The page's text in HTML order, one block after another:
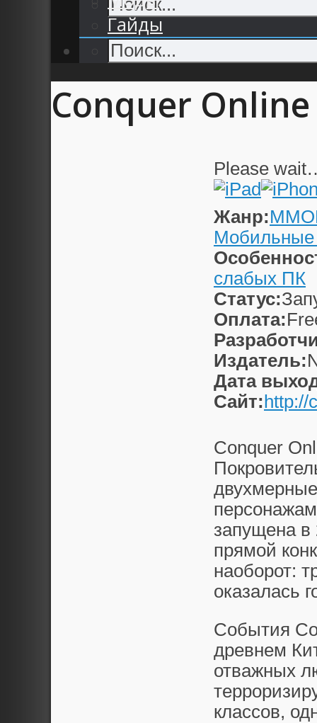
Гайды
Conquer Online
Please
Жанр:
Мобильные
слабых ПК
Статус:
Оплата:
Издатель:
Дата
Сайт: http://
Conquer
запущена в
прямой
наоборот:
оказалась
События
древнем
отважных
классов,